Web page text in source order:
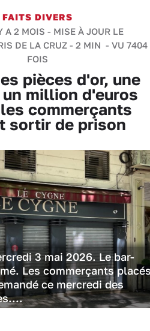
FAITS DIVERS
A 2 MOIS - MISE À JOUR LE
DE LA CRUZ- 2 MIN - VU 7404
FOIS
pièces d'or, une
million d'euros
commerçants
sortir de prison
3 mai 2026. Le bar-
Les commerçants
ce mercredi des